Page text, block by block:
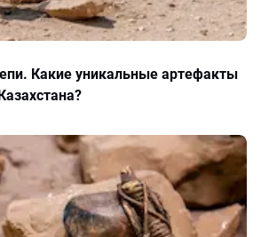
Какие уникальные артефакты